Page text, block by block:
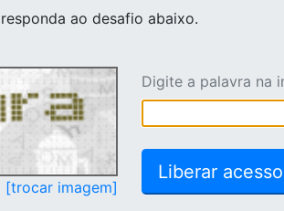
ao desafio abaixo.
[trocar imagem]
Digite a palavra na